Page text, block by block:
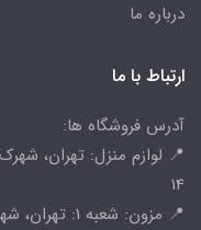
درباره ما
ارتباط با ما
آدرس فروشگاه ها:
📍 لوازم منزل: تهران،
14
📍 مزون: